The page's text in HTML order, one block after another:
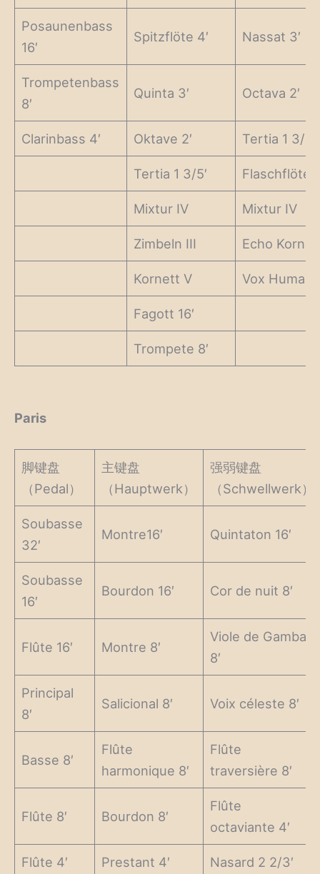
Posaunenbass
16′
Spitzflöte 4′ Nassat 3′
Trompetenbass
8′
Quinta 3′ Octava 2′
Clarinbass 4′ Oktave 2′ Tertia 1 3/5′
Tertia 1 3/5′ Flaschflöte
Mixtur IV Mixtur IV
Zimbeln III Echo
Kornett V Vox Humana
Fagott 16′
Trompete 8′
Paris
脚键盘
（Pedal）
主键盘
（Hauptwerk）
强弱键盘
（Schwellwerk）
Soubasse
32′
Montre16′ Quintaton 16′
Soubasse
16′
Bourdon 16′ Cor de nuit 8′
Flûte 16′ Montre 8′
Viole de Gamba
8′
Principal
8′
Salicional 8′ Voix céleste 8′
Basse 8′
Flûte
harmonique 8′
Flûte
traversière 8′
Flûte 8′ Bourdon 8′
Flûte
octaviante 4′
Flûte 4′ Prestant 4′ Nasard 2 2/3′